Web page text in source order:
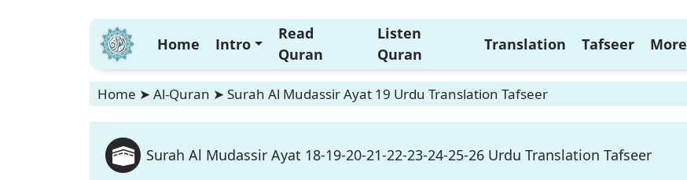
Home Intro
Read
Quran
Listen
Quran
Translation Tafseer More
Home ➤ Al-Quran ➤ Surah Al Mudassir Ayat 19 Urdu Translation Tafseer
Surah Al Mudassir Ayat 18-19-20-21-22-23-24-25-26 Urdu Translation Tafseer